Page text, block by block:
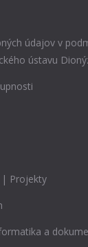
údajov v
ústavu
| Projekty
a